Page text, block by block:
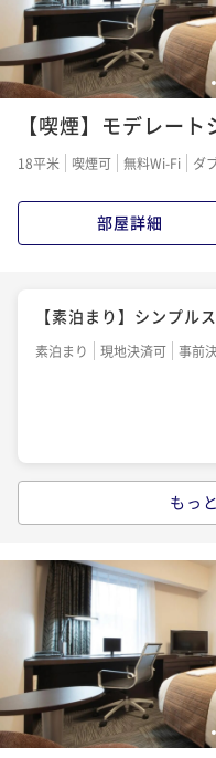
1
【喫煙】モデレー
18平米 喫煙可 無料Wi-Fi ダ
部屋詳細
【素泊まり】シンプル
素泊まり 現地決済可 事前
【朝食付】ゆったり楽
朝食付き 現地決済可 事前
もっ
1